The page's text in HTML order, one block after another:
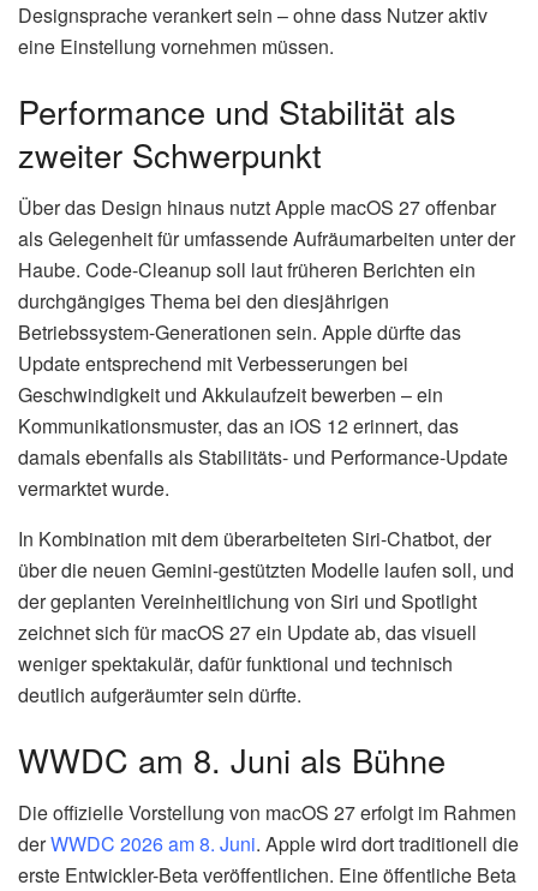
Designsprache verankert sein – ohne dass Nutzer aktiv
eine Einstellung vornehmen müssen.
Performance und Stabilität als
zweiter Schwerpunkt
Über das Design hinaus nutzt Apple macOS 27 offenbar
als Gelegenheit für umfassende Aufräumarbeiten unter der
Haube. Code-Cleanup soll laut früheren Berichten ein
durchgängiges Thema bei den diesjährigen
Betriebssystem-Generationen sein. Apple dürfte das
Update entsprechend mit Verbesserungen bei
Geschwindigkeit und Akkulaufzeit bewerben – ein
Kommunikationsmuster, das an iOS 12 erinnert, das
damals ebenfalls als Stabilitäts- und Performance-Update
vermarktet wurde.
In Kombination mit dem überarbeiteten Siri-Chatbot, der
über die neuen Gemini-gestützten Modelle laufen soll, und
der geplanten Vereinheitlichung von Siri und Spotlight
zeichnet sich für macOS 27 ein Update ab, das visuell
weniger spektakulär, dafür funktional und technisch
deutlich aufgeräumter sein dürfte.
WWDC am 8. Juni als Bühne
Die offizielle Vorstellung von macOS 27 erfolgt im Rahmen
derWWDC 2026 am 8. Juni. Apple wird dort traditionell die
erste Entwickler-Beta veröffentlichen. Eine öffentliche Beta